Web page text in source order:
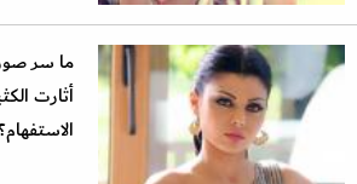
ما سر
أثارت